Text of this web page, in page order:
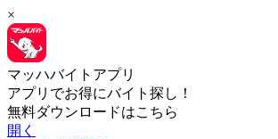
×
マッハバイトアプリ
アプリでお得にバイト探し！
無料ダウンロードはこちら
開く